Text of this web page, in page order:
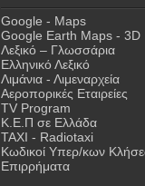
Google - Maps
Google Earth Maps - 3D
Λεξικό – Γλωσσάρια
Ελληνικό Λεξικό
Λιμάνια - Λιμεναρχεία
Αεροπορικές Εταιρείες
TV Program
Κ.Ε.Π σε Ελλάδα
ΤΑΧΙ - Radiotaxi
Κωδικοί Υπερ/κων
Επιρρήματα